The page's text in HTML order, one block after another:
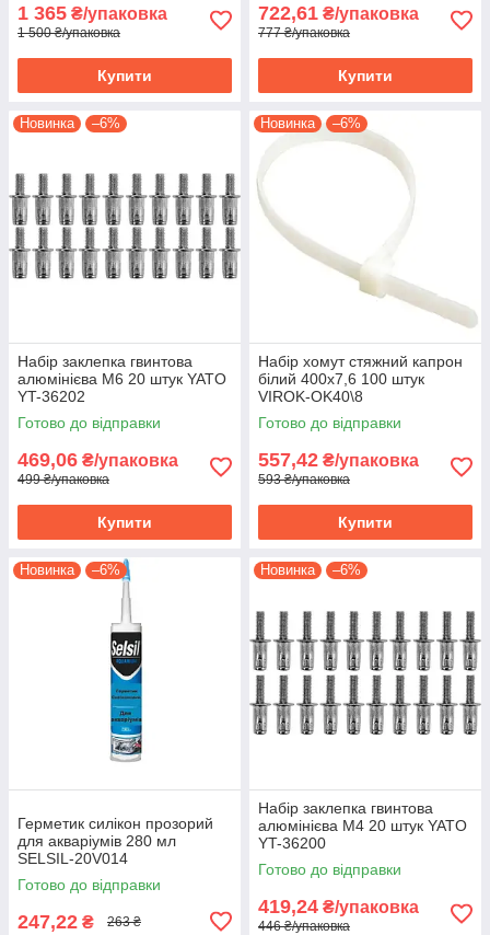
1 365 ₴/упаковка
1 500 ₴/упаковка
Купити
722,61 ₴/упаковка
777 ₴/упаковка
Купити
Новинка –6%
Набір заклепка гвинтова
алюмінієва М6 20 штук YATO
YT-36202
Готово до відправки
469,06 ₴/упаковка
499 ₴/упаковка
Купити
Новинка –6%
Набір хомут стяжний капрон
білий 400х7,6 100 штук
VIROK-OK40\8
Готово до відправки
557,42 ₴/упаковка
593 ₴/упаковка
Купити
Новинка –6%
Герметик силікон прозорий
для акваріумів 280 мл
SELSIL-20V014
Готово до відправки
247,22 ₴ 263 ₴
Новинка –6%
Набір заклепка гвинтова
алюмінієва М4 20 штук YATO
YT-36200
Готово до відправки
419,24 ₴/упаковка
446 ₴/упаковка